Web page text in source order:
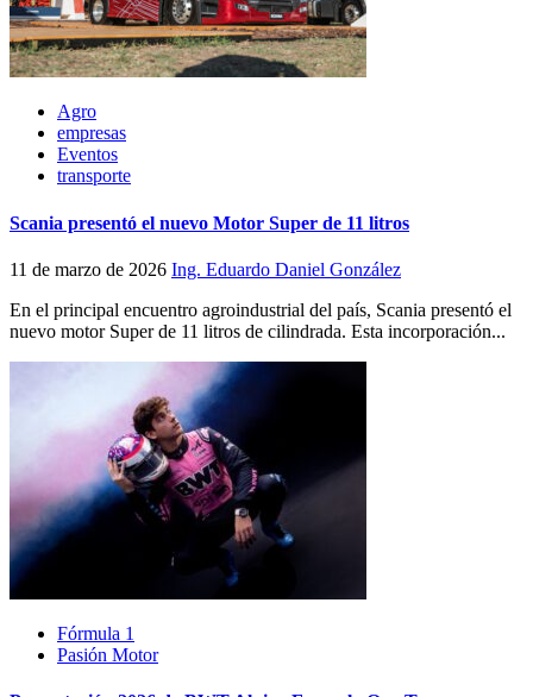
Agro
empresas
Eventos
transporte
Scania presentó el nuevo Motor Super de 11 litros
11 de marzo de 2026 Ing. Eduardo Daniel González
En el principal encuentro agroindustrial del país, Scania presentó el
nuevo motor Super de 11 litros de cilindrada. Esta incorporación...
Fórmula 1
Pasión Motor